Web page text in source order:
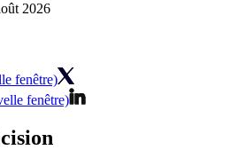
2026
fenêtre)
fenêtre)